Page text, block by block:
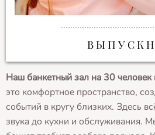
В Ы П У С К
Наш банкетный зал на 30 человек
это комфортное пространство,
событий в кругу близких. Здесь
звука до кухни и обслуживания.